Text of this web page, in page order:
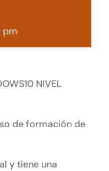
pm
NIVEL
de formación de
y tiene una